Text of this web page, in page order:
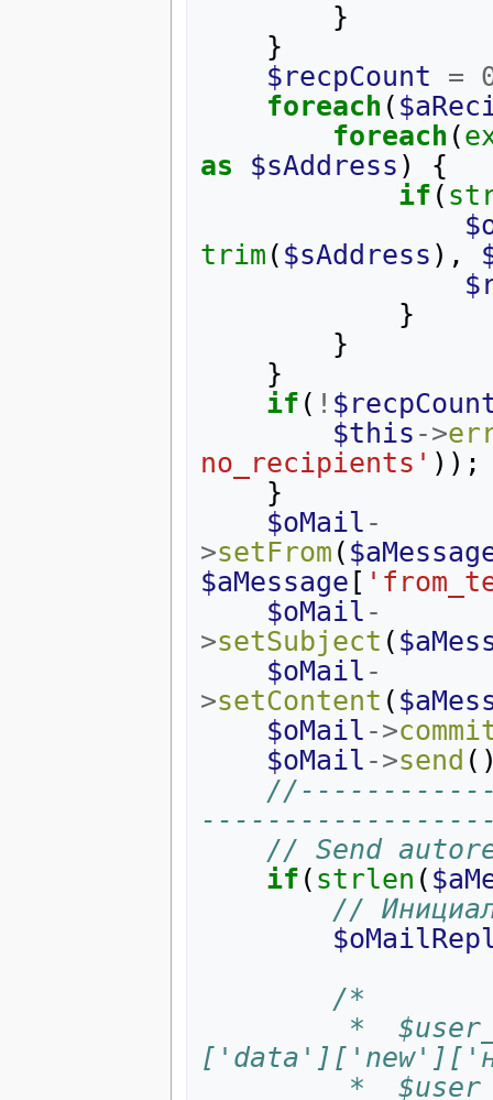
}
}
$recpCount
=
foreach (
foreach (
as
$sAddress )
{
if (
trim ( $sAddress ),
}
}
}
if ( !
$this ->
no_recipients' ));
}
$oMail -
>setFrom (
$aMessage [
$oMail -
>setSubject (
$oMail -
>setContent (
$oMail ->
$oMail ->send
// Send
if ( strlen (
//
/*